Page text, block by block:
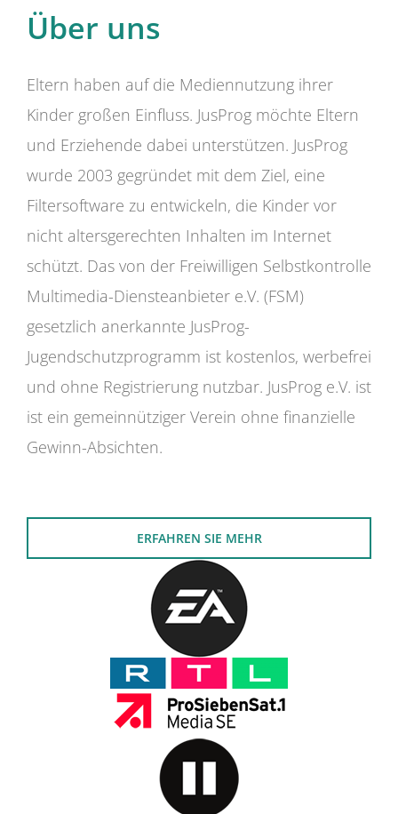
Über uns
Eltern haben auf die Mediennutzung ihrer
Kinder großen Einfluss. JusProg möchte Eltern
und Erziehende dabei unterstützen. JusProg
wurde 2003 gegründet mit dem Ziel, eine
Filtersoftware zu entwickeln, die Kinder vor
nicht altersgerechten Inhalten im Internet
schützt. Das von der Freiwilligen Selbstkontrolle
Multimedia-Diensteanbieter e.V. (FSM)
gesetzlich anerkannte JusProg-
Jugendschutzprogramm ist kostenlos, werbefrei
und ohne Registrierung nutzbar. JusProg e.V. ist
ist ein gemeinnütziger Verein ohne finanzielle
Gewinn-Absichten.
ERFAHREN SIE MEHR